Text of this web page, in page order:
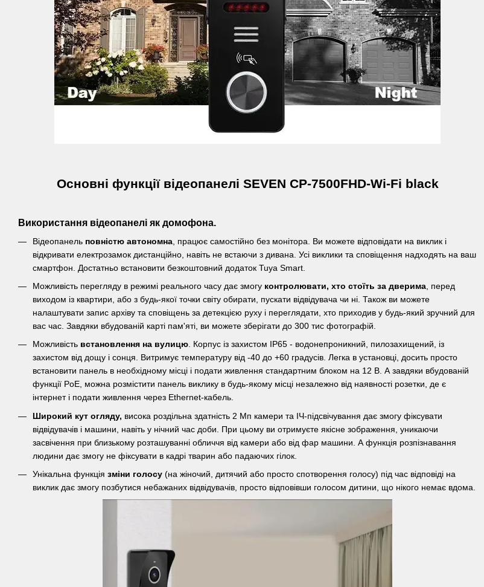
Основні функції відеопанелі SEVEN CP-7500FHD-Wi-Fi black
Використання відеопанелі як домофона.
Відеопанель повністю автономна , працює самостійно без монітора. Ви можете відповідати на виклик і
відкривати електрозамок дистанційно, навіть не встаючи з дивана. Усі виклики та сповіщення надходять на ваш
смартфон. Достатньо встановити безкоштовний додаток Tuya Smart.
Можливість перегляду в режимі реального часу дає змогу контролювати, хто стоїть за дверима , перед
виходом із квартири, або з будь-якої точки світу обирати, пускати відвідувача чи ні. Також ви можете
налаштувати запис архіву та сповіщень за детекцією руху і переглядати, хто приходив у будь-який зручний для
вас час. Завдяки вбудованій карті пам'яті, ви можете зберігати до 300 тис фотографій.
Можливість встановлення на вулицю. Корпус із захистом IP65 - водонепроникний, пилозахищений, із
захистом від дощу і сонця. Витримує температуру від -40 до +60 градусів. Легка в установці, досить просто
встановити панель в необхідному місці і подати живлення стандартним блоком на 12 В. А завдяки вбудованій
функції PoE, можна розмістити панель виклику в будь-якому місці незалежно від наявності розетки, де є
інтернет і подати живлення через Ethernet-кабель.
Широкий кут огляду, висока роздільна здатність 2 Мп камери та ІЧ-підсвічування дає змогу фіксувати
відвідувачів і машини, навіть у нічний час доби. При цьому ви отримуєте якісне зображення, уникаючи
засвічення при близькому розташуванні обличчя від камери або від фар машини. А функція розпізнавання
людини дає змогу не фіксувати в кадрі тварин або падаючих гілок.
Унікальна функція зміни голосу (на жіночий, дитячий або просто спотворення голосу) під час відповіді на
виклик дає змогу позбутися небажаних відвідувачів, просто відповівши голосом дитини, що нікого немає вдома.